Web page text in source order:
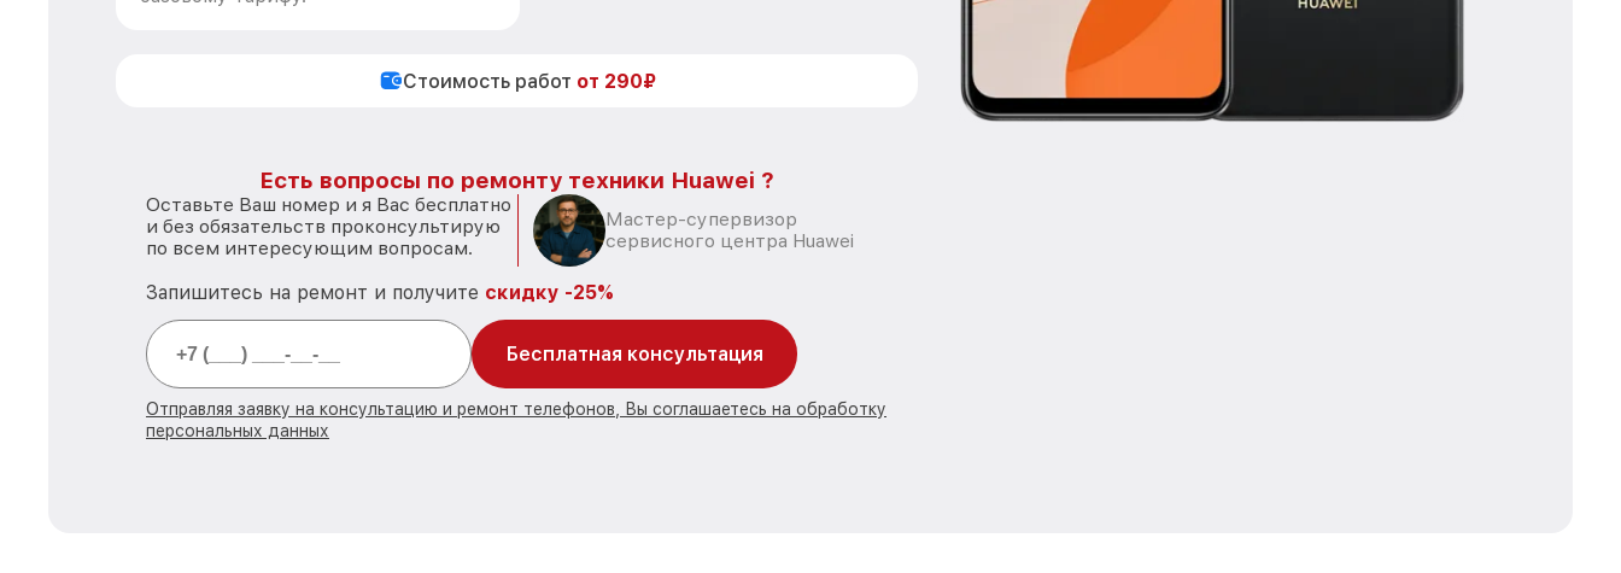
Стоимость работ от 290₽
Есть вопросы по ремонту техники Huawei ?
Оставьте Ваш номер и я Вас бесплатно
и без обязательств проконсультирую
по всем интересующим вопросам.
Мастер-супервизор
сервисного центра Huawei
Запишитесь на ремонт и получите скидку -25%
Бесплатная консультация
Отправляя заявку на консультацию и ремонт телефонов, Вы соглашаетесь на обработку
персональных данных